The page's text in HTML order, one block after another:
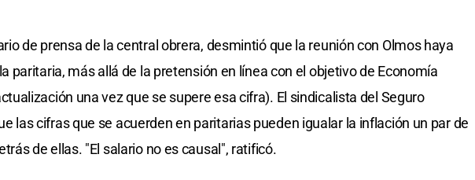
de prensa de la central obrera, desmintió que la reunión con Olmos haya
paritaria, más allá de la pretensión en línea con el objetivo de Economía
una vez que se supere esa cifra). El sindicalista del Seguro
las cifras que se acuerden en paritarias pueden igualar la inflación un par de
de ellas. "El salario no es causal", ratificó.